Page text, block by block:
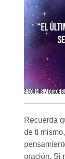
Recuerda
de ti
oración. Si